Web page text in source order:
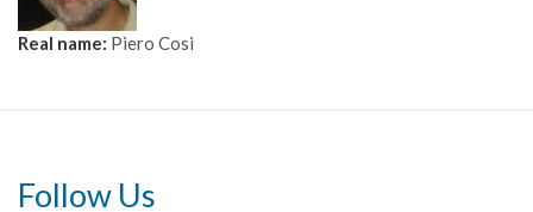
Real name: Piero Cosi
Follow Us